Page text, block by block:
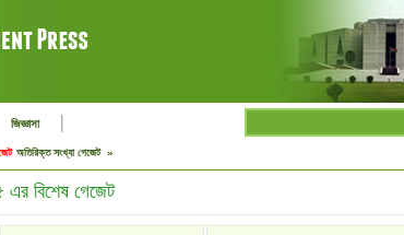
জিজ্ঞাসা |
অতিরিক্ত সংখ্যা গেজেট »
এর বিশেষ গেজেট